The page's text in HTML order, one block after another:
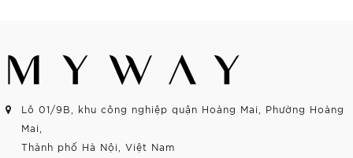
Lô 01/9B, khu công nghiệp quận Hoàng Mai, Phường Hoàng
Mai,
Thành phố Hà Nội, Việt Nam